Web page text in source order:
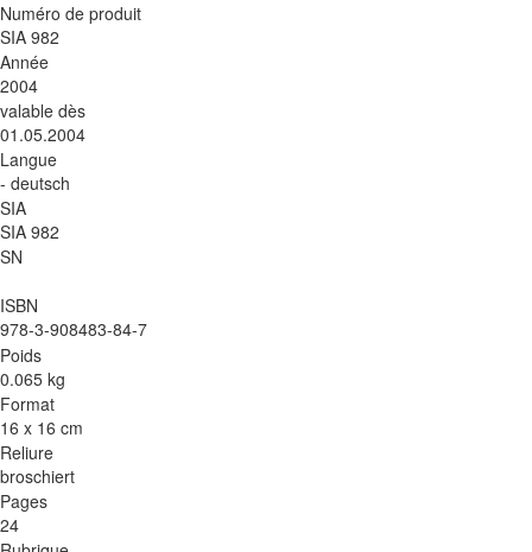
Numéro de produit
SIA 982
Année
2004
valable dès
01.05.2004
Langue
- deutsch
SIA
SIA 982
SN
ISBN
978-3-908483-84-7
Poids
0.065 kg
Format
16 x 16 cm
Reliure
broschiert
Pages
24